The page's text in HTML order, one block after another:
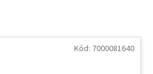
Kód: 7000081640